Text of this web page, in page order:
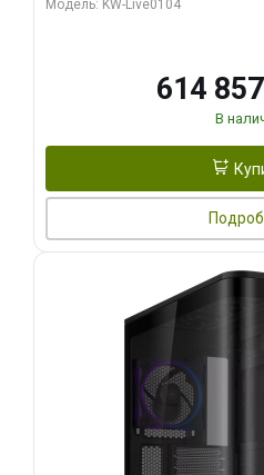
Модель: KW-Live0104
614
В